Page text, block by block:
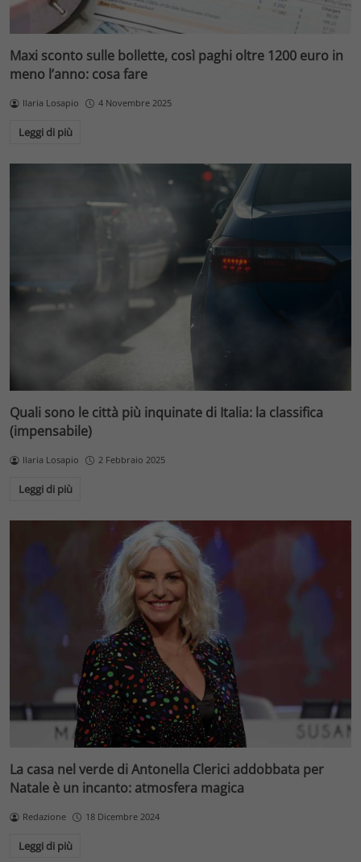
Maxi sconto sulle bollette, così paghi oltre 1200 euro in
meno l’anno: cosa fare
Ilaria Losapio 4 Novembre 2025
Leggi di più
Quali sono le città più inquinate di Italia: la classifica
(impensabile)
Ilaria Losapio 2 Febbraio 2025
Leggi di più
La casa nel verde di Antonella Clerici addobbata per
Natale è un incanto: atmosfera magica
Redazione 18 Dicembre 2024
Leggi di più